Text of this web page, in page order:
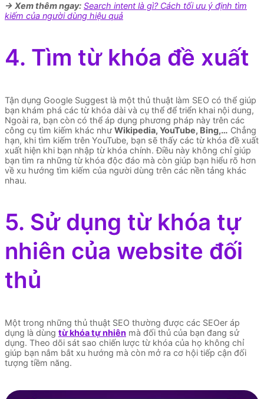
-> Xem thêm ngay: Search intent là gì? Cách tối ưu ý định tìm
kiếm của người dùng hiệu quả
4. Tìm từ khóa đề xuất
Tận dụng Google Suggest là một thủ thuật làm SEO có thể giúp
bạn khám phá các từ khóa dài và cụ thể để triển khai nội dung,
Ngoài ra, bạn còn có thể áp dụng phương pháp này trên các
công cụ tìm kiếm khác như Wikipedia, YouTube, Bing,… Chẳng
hạn, khi tìm kiếm trên YouTube, bạn sẽ thấy các từ khóa đề xuất
xuất hiện khi bạn nhập từ khóa chính. Điều này không chỉ giúp
bạn tìm ra những từ khóa độc đáo mà còn giúp bạn hiểu rõ hơn
về xu hướng tìm kiếm của người dùng trên các nền tảng khác
nhau.
5. Sử dụng từ khóa tự
nhiên của website đối
thủ
Một trong những thủ thuật SEO thường được các SEOer áp
dụng là dùng từ khóa tự nhiên mà đối thủ của bạn đang sử
dụng. Theo dõi sát sao chiến lược từ khóa của họ không chỉ
giúp bạn nắm bắt xu hướng mà còn mở ra cơ hội tiếp cận đối
tượng tiềm năng.